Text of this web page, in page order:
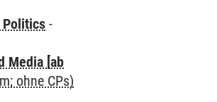
Politics -
Media [ab
ohne CPs)